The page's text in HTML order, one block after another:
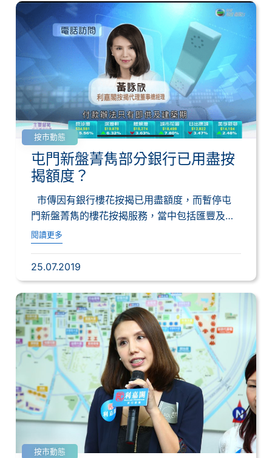
按市動態
屯門新盤菁雋部分銀行已用盡按
揭額度？
市傳因有銀行樓花按揭已用盡額度，而暫停屯
門新盤菁雋的樓花按揭服務，當中包括匯豐及恆
生。...
閱讀更多
25.07.2019
按市動態